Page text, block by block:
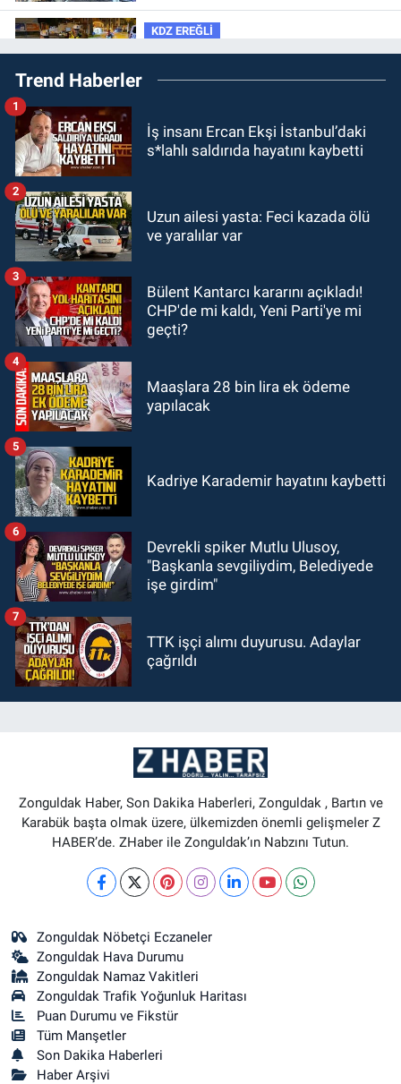
KDZ EREĞLİ
09:24Zonguldak'ta gece- gündüz
ekiplerden dron destekli denetim.
23:55Devrek Belediyespor, (PGL)
sürecini resmi olarak tamamladı
GÜNDEM
23:19 İstanbul Park satışta!
23:05Kozlu Belediyespor'dan
3.Lig'e transfer oldu
Trend Haberler
İş insanı Ercan Ekşi İstanbul’daki
s*lahlı saldırıda hayatını kaybetti
1
Uzun ailesi yasta: Feci kazada ölü
ve yaralılar var
2
Bülent Kantarcı kararını açıkladı!
CHP'de mi kaldı, Yeni Parti'ye mi
geçti?
3
Maaşlara 28 bin lira ek ödeme
yapılacak
4
Kadriye Karademir hayatını kaybetti
5
Devrekli spiker Mutlu Ulusoy,
"Başkanla sevgiliydim, Belediyede
işe girdim"
6
TTK işçi alımı duyurusu. Adaylar
çağrıldı
7
Zonguldak Haber, Son Dakika Haberleri, Zonguldak , Bartın ve
Karabük başta olmak üzere, ülkemizden önemli gelişmeler Z
HABER’de. ZHaber ile Zonguldak’ın Nabzını Tutun.
Zonguldak Nöbetçi Eczaneler
Zonguldak Hava Durumu
Zonguldak Namaz Vakitleri
Zonguldak Trafik Yoğunluk Haritası
Puan Durumu ve Fikstür
Tüm Manşetler
Son Dakika Haberleri
Haber Arşivi